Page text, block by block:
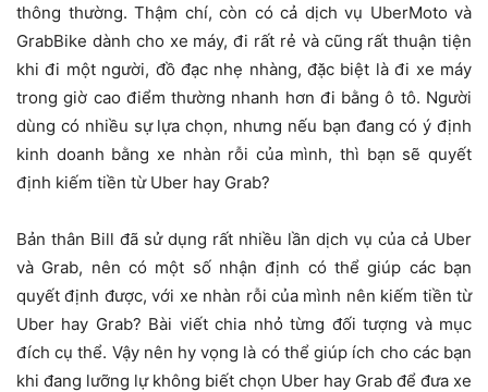
thông thường. Thậm chí, còn có cả dịch vụ UberMoto và
GrabBike dành cho xe máy, đi rất rẻ và cũng rất thuận tiện
khi đi một người, đồ đạc nhẹ nhàng, đặc biệt là đi xe máy
trong giờ cao điểm thường nhanh hơn đi bằng ô tô. Người
dùng có nhiều sự lựa chọn, nhưng nếu bạn đang có ý định
kinh doanh bằng xe nhàn rỗi của mình, thì bạn sẽ quyết
định kiếm tiền từ Uber hay Grab?
Bản thân Bill đã sử dụng rất nhiều lần dịch vụ của cả Uber
và Grab, nên có một số nhận định có thể giúp các bạn
quyết định được, với xe nhàn rỗi của mình nên kiếm tiền từ
Uber hay Grab? Bài viết chia nhỏ từng đối tượng và mục
đích cụ thể. Vậy nên hy vọng là có thể giúp ích cho các bạn
khi đang lưỡng lự không biết chọn Uber hay Grab để đưa xe